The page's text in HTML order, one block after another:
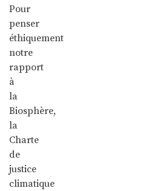
Pour
penser
éthiquement
notre
rapport
à
la
Biosphère,
la
Charte
de
justice
climatique